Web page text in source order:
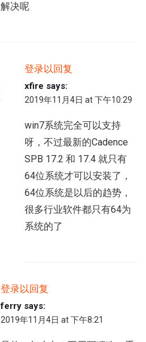
解决呢
登录以回复
xfire says:
2019年11月4日 at 下午10:29
win7系统完全可以支持
呀，不过最新的Cadence
SPB 17.2 和 17.4 就只有
64位系统才可以安装了，
64位系统是以后的趋势，
很多行业软件都只有64为
系统的了
登录以回复
ferry says:
2019年11月4日 at 下午8:21